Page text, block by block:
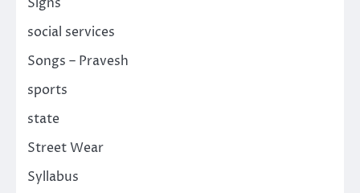
social services
Songs – Pravesh
sports
state
Street Wear
Syllabus